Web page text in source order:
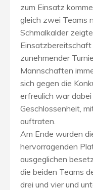
zum Einsatz
gleich zwei Teams
Schmalkalder
Einsatzbereitschaft
zunehmender
Mannschaften
sich gegen die
erfreulich war
Geschlossenheit,
auftraten.
Am Ende wurden
hervorragenden
ausgeglichen
die beiden Teams
drei und vier und